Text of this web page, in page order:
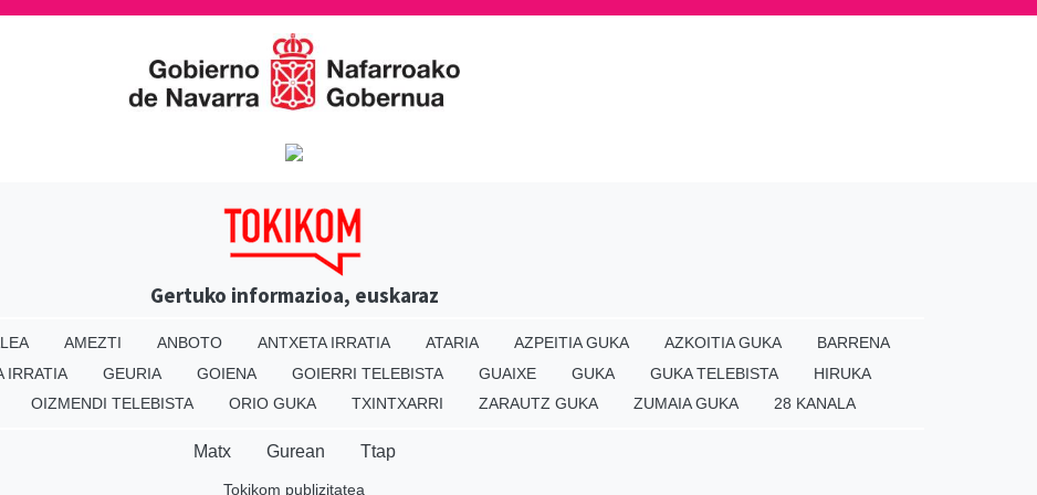
Gertuko informazioa, euskaraz
AMEZTI ANBOTO ANTXETA IRRATIA ATARIA AZPEITIA GUKA AZKOITIA GUKA
BARRENA
IRRATIA GEURIA GOIENA GOIERRI TELEBISTA GUAIXE GUKA GUKA TELEBISTA
HIRUKA
OIZMENDI TELEBISTA ORIO GUKA TXINTXARRI ZARAUTZ GUKA ZUMAIA GUKA 28 KANALA
Matx Gurean Ttap
Tokikom publizitatea